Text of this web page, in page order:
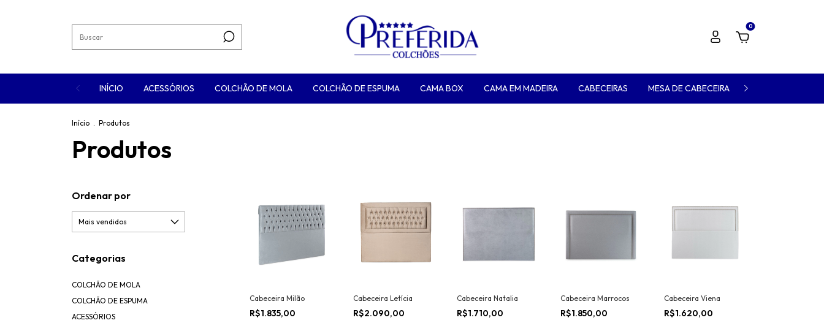
0
INÍCIO ACESSÓRIOS COLCHÃO DE MOLA COLCHÃO DE ESPUMA CAMA BOX CAMA EM MADEIRA CABECEIRAS MESA DE CABECEIRA
Início . Produtos
Produtos
Ordenar por
Categorias
COLCHÃO DE MOLA
COLCHÃO DE ESPUMA
ACESSÓRIOS
Cabeceira Milão
R$1.835,00
Cabeceira Letícia
R$2.090,00
Cabeceira Natalia
R$1.710,00
Cabeceira Marrocos
R$1.850,00
Cabeceira Viena
R$1.620,00